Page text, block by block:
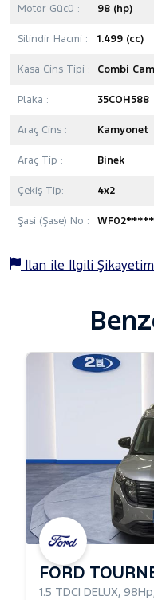
Motor Gücü : 98 (hp)
Silindir Hacmi : 1.499 (cc)
Kasa Cins Tipi : Combi
Plaka : 35COH588
Araç Cins : Kamyonet
Araç Tip : Binek
Çekiş Tip: 4x2
Şasi (Şase) No :
İlan ile İlgili
FORD
1.5 TDCI DELUX, 98Hp